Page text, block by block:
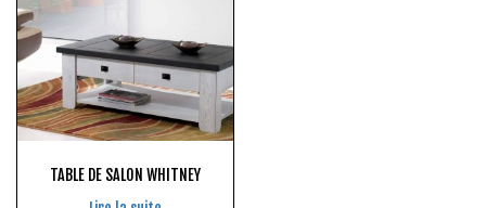
TABLE DE SALON WHITNEY